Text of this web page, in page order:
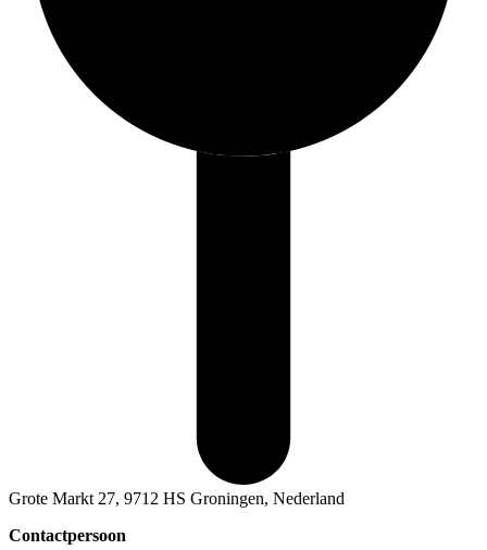
Grote Markt 27, 9712 HS Groningen, Nederland
Contactpersoon